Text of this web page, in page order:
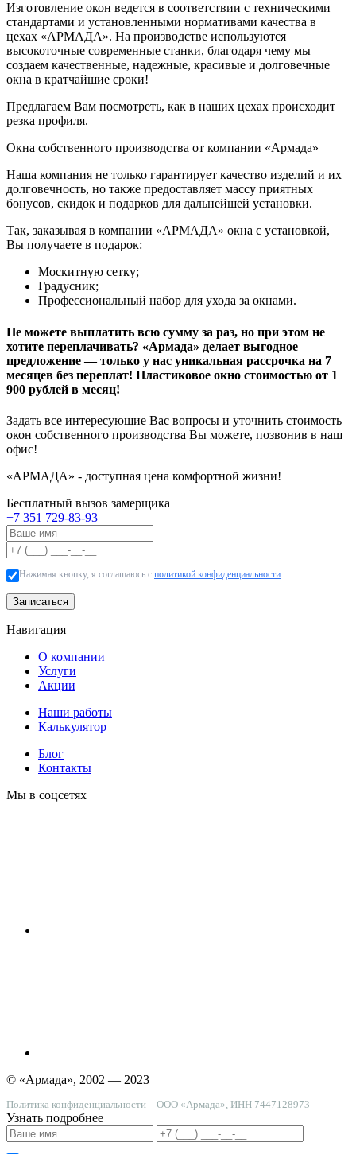
Изготовление окон ведется в соответствии с техническими
стандартами и установленными нормативами качества в
цехах «АРМАДА». На производстве используются
высокоточные современные станки, благодаря чему мы
создаем качественные, надежные, красивые и долговечные
окна в кратчайшие сроки!
Предлагаем Вам посмотреть, как в наших цехах происходит
резка профиля.
Окна собственного производства от компании «Армада»
Наша компания не только гарантирует качество изделий и их
долговечность, но также предоставляет массу приятных
бонусов, скидок и подарков для дальнейшей установки.
Так, заказывая в компании «АРМАДА» окна с установкой,
Вы получаете в подарок:
Москитную сетку;
Градусник;
Профессиональный набор для ухода за окнами.
Не можете выплатить всю сумму за раз, но при этом не
хотите переплачивать? «Армада» делает выгодное
предложение — только у нас уникальная рассрочка на 7
месяцев без переплат! Пластиковое окно стоимостью от 1
900 рублей в месяц!
Задать все интересующие Вас вопросы и уточнить стоимость
окон собственного производства Вы можете, позвонив в наш
офис!
«АРМАДА» - доступная цена комфортной жизни!
Бесплатный вызов замерщика
+7 351 729-83-93
Нажимая кнопку, я соглашаюсь с политикой конфиденциальности
Записаться
Навигация
О компании
Услуги
Акции
Наши работы
Калькулятор
Блог
Контакты
Мы в соцсетях
© «Армада», 2002 — 2023
Политика конфиденциальности ООО «Армада», ИНН 7447128973
Узнать подробнее